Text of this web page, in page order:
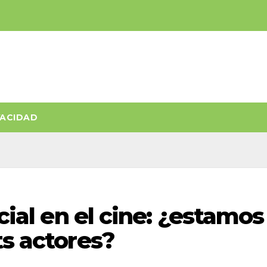
en el cine: ¿estamos
actores?